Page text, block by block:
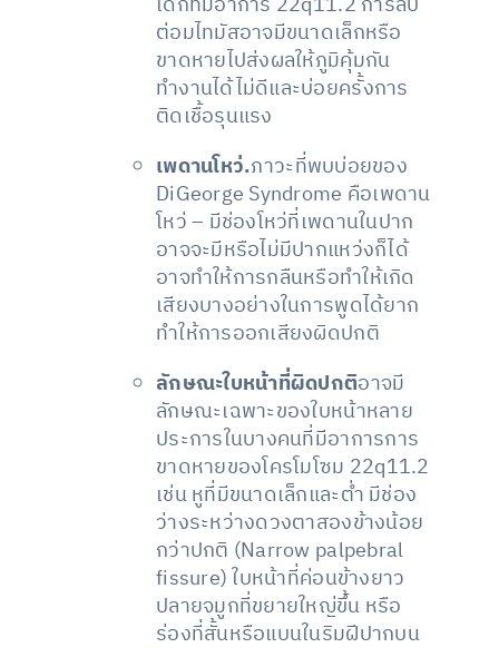
ต่อมไทมัสอาจมีขนาดเล็กหรือ
ขาดหายไปส่งผลให้ภูมิคุ้มกัน
ทำงานได้ไม่ดีและบ่อยครั้งการ
ติดเชื้อรุนแรง
เพดานโหว่.ภาวะที่พบบ่อยของ
DiGeorge Syndrome คือเพดาน
โหว่ – มีช่องโหว่ที่เพดานในปาก
อาจจะมีหรือไม่มีปากแหว่งก็ได้
อาจทำให้การกลืนหรือทำให้เกิด
เสียงบางอย่างในการพูดได้ยาก
ทำให้การออกเสียงผิดปกติ
ลักษณะใบหน้าที่ผิดปกติอาจมี
ลักษณะเฉพาะของใบหน้าหลาย
ประการในบางคนที่มีอาการการ
ขาดหายของโครโมโซม 22q11.2
เช่น หูที่มีขนาดเล็กและต่ำ มีช่อง
ว่างระหว่างดวงตาสองข้างน้อย
กว่าปกติ (Narrow palpebral
fissure) ใบหน้าที่ค่อนข้างยาว
ปลายจมูกที่ขยายใหญ่ขึ้น หรือ
ร่องที่สั้นหรือแบนในริมฝีปากบน